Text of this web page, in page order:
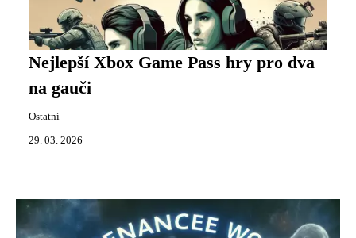
Nejlepší Xbox Game Pass hry pro dva
na gauči
Ostatní
29. 03. 2026